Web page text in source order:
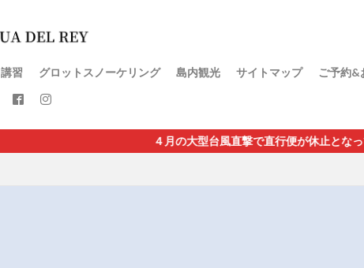
講習 グロットスノーケリング 島内観光 サイトマップ ご予約&
４月の大型台風直撃で直行便が休止となってお